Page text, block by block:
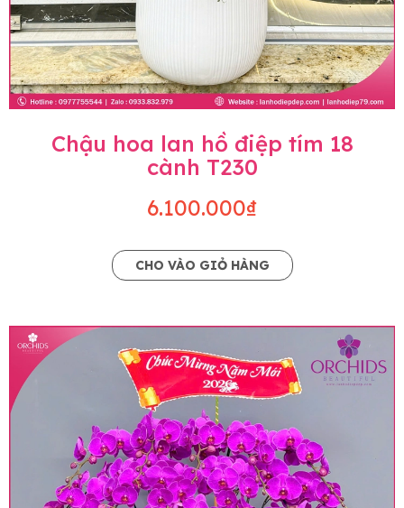
Chậu hoa lan hồ điệp tím 18
cành T230
6.100.000₫
CHO VÀO GIỎ HÀNG